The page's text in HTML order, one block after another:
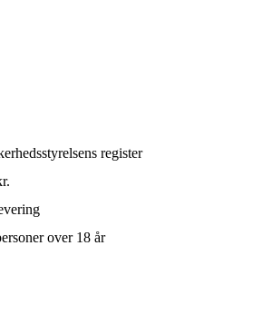
register
over 18 år